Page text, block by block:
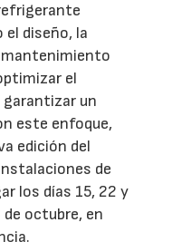
el diseño, la
el
un
este enfoque,
edición del
de
los días 15, 22 y
octubre, en